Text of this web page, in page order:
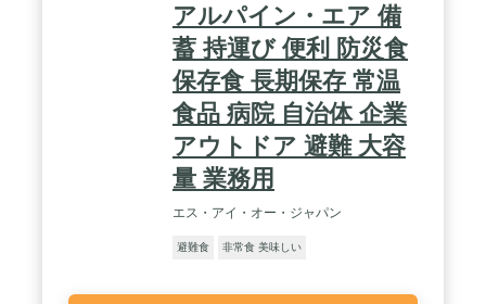
アルパイン・エア 備
蓄 持運び 便利 防災食
保存食 長期保存 常温
食品 病院 自治体 企業
アウトドア 避難 大容
量 業務用
エス・アイ・オー・ジャパン
避難食 非常食 美味しい